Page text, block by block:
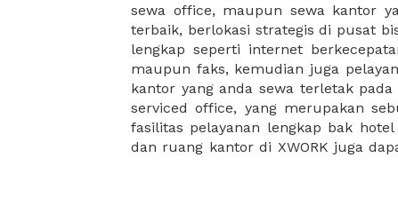
sewa office, maupun sewa kantor
terbaik, berlokasi strategis di pusat
lengkap seperti internet
maupun faks, kemudian juga
kantor yang anda sewa terletak
serviced office, yang merupakan
fasilitas pelayanan lengkap bak
dan ruang kantor di XWORK juga
pendirian PT maupun akte
Sewa ruang kantor XWORK juga
kantor Anda, karena anda dapat
sewa, kemudian Anda dapat
kantor Anda, semuanya akan
kantor terbaik Anda, dan juga sewa